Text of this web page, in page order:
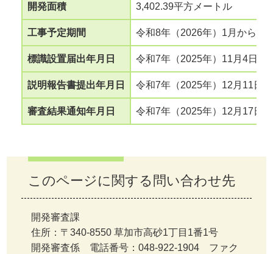
開発面積 3,402.39平方メートル
工事予定期間 令和8年（2026年）1月から令
標識設置届出年月日 令和7年（2025年）11月4日
説明報告書提出年月日 令和7年（2025年）12月11日
審査結果通知年月日 令和7年（2025年
このページに関する問い合わせ先
開発審査課
住所：〒340-8550 草加市高砂1丁目1番1号
開発審査係 電話番号：048-922-1904 ファク